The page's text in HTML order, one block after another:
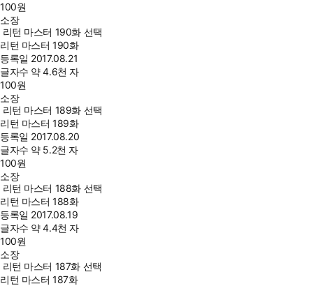
100원
소장
리턴 마스터 190화 선택
리턴 마스터 190화
등록일 2017.08.21
글자수 약 4.6천 자
100원
소장
리턴 마스터 189화 선택
리턴 마스터 189화
등록일 2017.08.20
글자수 약 5.2천 자
100원
소장
리턴 마스터 188화 선택
리턴 마스터 188화
등록일 2017.08.19
글자수 약 4.4천 자
100원
소장
리턴 마스터 187화 선택
리턴 마스터 187화